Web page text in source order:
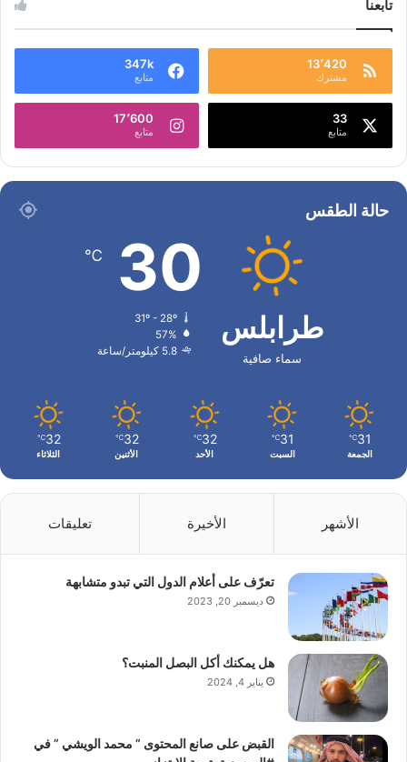
تابعنا
13٬420
مشترك
347k
متابع
33
متابع
17٬600
متابع
حالة الطقس
طرابلس
سماء صافية
30
℃
31º - 28º
57%
5.8 كيلومتر/ساعة
31
℃
الجمعة
31
℃
السبت
32
℃
الأحد
32
℃
الأثنين
32
℃
الثلاثاء
الأشهر الأخيرة تعليقات
تعرّف على أعلام الدول التي تبدو متشابهة
ديسمبر 20, 2023
هل يمكنك أكل البصل المنبت؟
يناير 4, 2024
القبض على صانع المحتوى ” محمد الويشي ” في